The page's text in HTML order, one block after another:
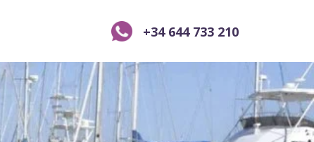
+34 644 733 210